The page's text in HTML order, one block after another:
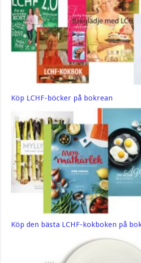
Köp LCHF-böcker på bokrean
Köp den bästa LCHF-kokboken på